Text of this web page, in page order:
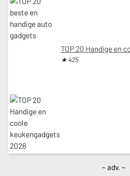
TOP 20 Handige en
★ 425
~ adv. ~